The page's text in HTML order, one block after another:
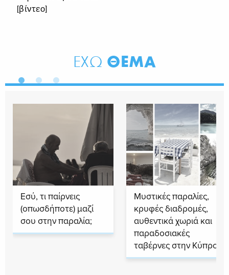
[βίντεο]
ΕΧΩ ΘΕΜΑ
Εσύ, τι παίρνεις
(οπωσδήποτε) μαζί
σου στην παραλία;
Μυστικές παραλίες,
κρυφές διαδρομές,
αυθεντικά χωριά και
παραδοσιακές
ταβέρνες στην Κύπρο